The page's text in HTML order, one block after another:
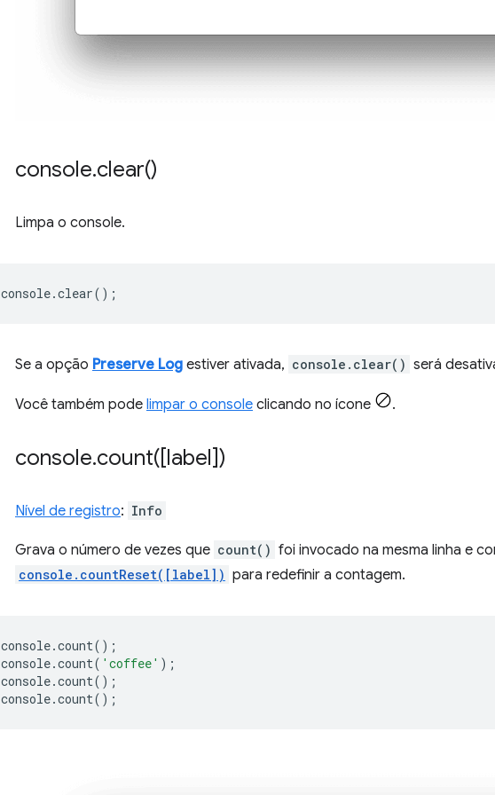
console.clear()
Limpa o console.
console.clear();
Se a opção Preserve Log estiver ativada, console.clear() será
Você também pode limpar o console clicando no ícone .
console.count([label])
Nível de registro: Info
Grava o número de vezes que count() foi invocado na mesma linha e
console.countReset([label]) para redefinir a contagem.
console.count();
console.count( 'coffee' );
console.count();
console.count();